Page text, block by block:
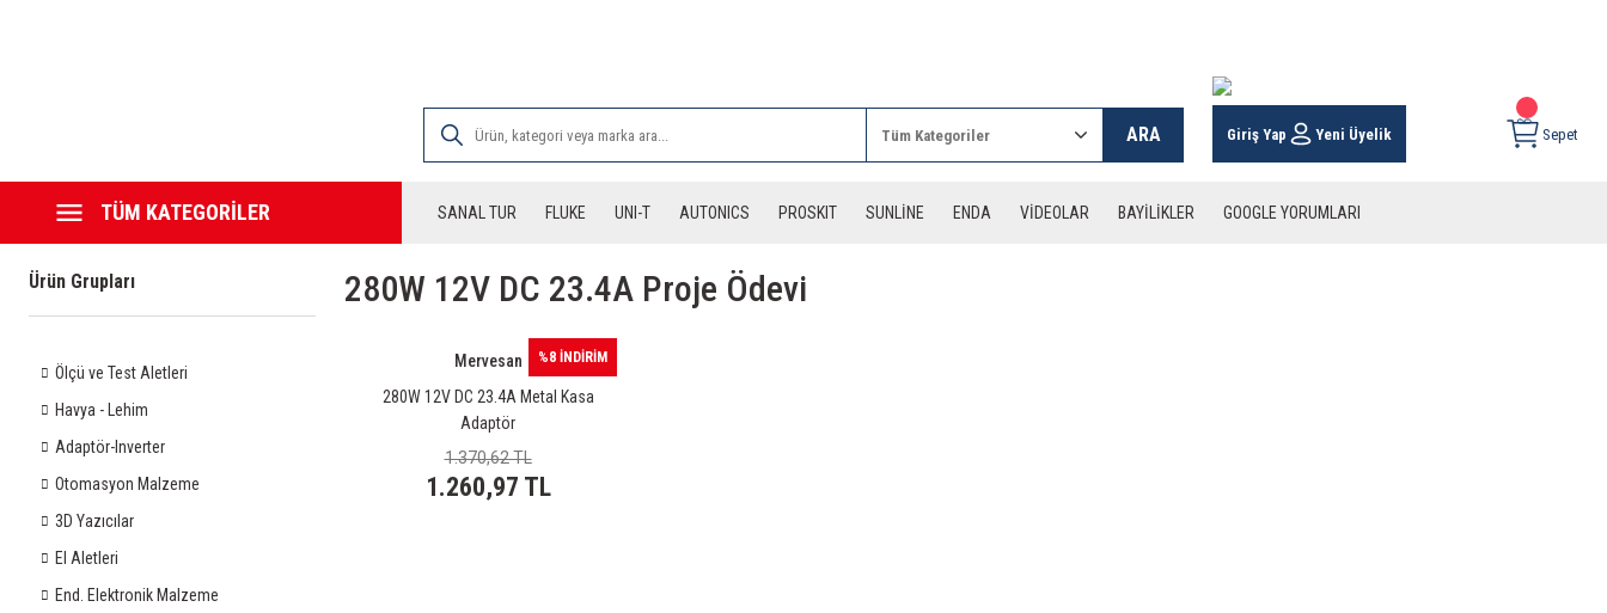
ARA Giriş Yap Yeni Üyelik Sepet
TÜM KATEGORİLER SANAL TUR FLUKE UNI-T AUTONICS PROSKIT SUNLİNE ENDA VİDEOLAR BAYİLİKLER GOOGLE YORUMLARI
Ürün Grupları
Ölçü ve Test Aletleri
Havya - Lehim
Adaptör-Inverter
Otomasyon Malzeme
3D Yazıcılar
El Aletleri
End. Elektronik Malzeme
280W 12V DC 23.4A Proje Ödevi
%8 İNDİRİM
Mervesan
280W 12V DC 23.4A Metal Kasa
Adaptör
1.370,62 TL
1.260,97 TL